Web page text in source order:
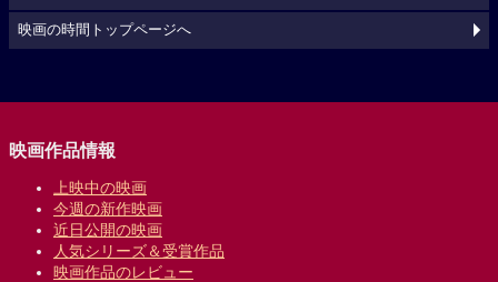
映画の時間トップページへ
映画作品情報
上映中の映画
今週の新作映画
近日公開の映画
人気シリーズ＆受賞作品
映画作品のレビュー